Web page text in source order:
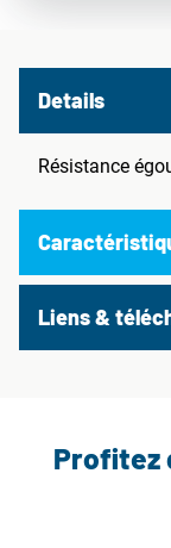
Details
Résistance
Liens &
Profitez